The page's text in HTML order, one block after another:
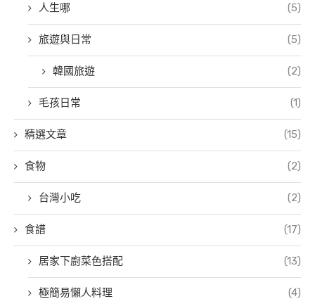
人生哪 (5)
旅遊與日常 (5)
韓國旅遊 (2)
毛孩日常 (1)
精選文章 (15)
食物 (2)
台灣小吃 (2)
食譜 (17)
居家下廚菜色搭配 (13)
極簡易懶人料理 (4)